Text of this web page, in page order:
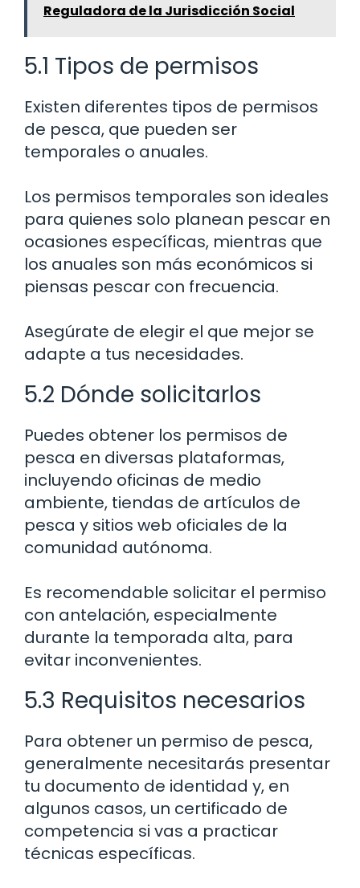
Reguladora de la Jurisdicción Social
5.1 Tipos de permisos
Existen diferentes tipos de permisos
de pesca, que pueden ser
temporales o anuales.
Los permisos temporales son ideales
para quienes solo planean pescar en
ocasiones específicas, mientras que
los anuales son más económicos si
piensas pescar con frecuencia.
Asegúrate de elegir el que mejor se
adapte a tus necesidades.
5.2 Dónde solicitarlos
Puedes obtener los permisos de
pesca en diversas plataformas,
incluyendo oficinas de medio
ambiente, tiendas de artículos de
pesca y sitios web oficiales de la
comunidad autónoma.
Es recomendable solicitar el permiso
con antelación, especialmente
durante la temporada alta, para
evitar inconvenientes.
5.3 Requisitos necesarios
Para obtener un permiso de pesca,
generalmente necesitarás presentar
tu documento de identidad y, en
algunos casos, un certificado de
competencia si vas a practicar
técnicas específicas.